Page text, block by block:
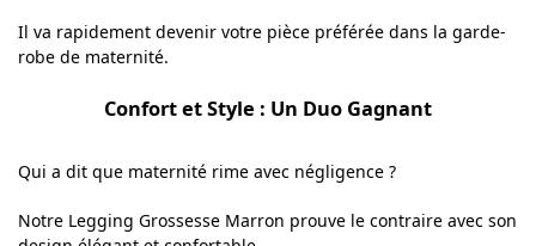
Il va rapidement devenir votre pièce préférée dans la garde-
robe de maternité.
Confort et Style : Un Duo Gagnant
Qui a dit que maternité rime avec négligence ?
Notre Legging Grossesse Marron prouve le contraire avec son